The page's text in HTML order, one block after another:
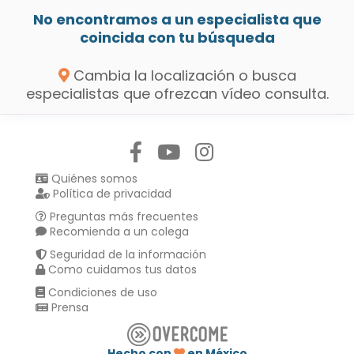
No encontramos a un especialista que
coincida con tu búsqueda
Cambia la localización o busca
especialistas que ofrezcan vídeo consulta.
Quiénes somos
Política de privacidad
Preguntas más frecuentes
Recomienda a un colega
Seguridad de la información
Como cuidamos tus datos
Condiciones de uso
Prensa